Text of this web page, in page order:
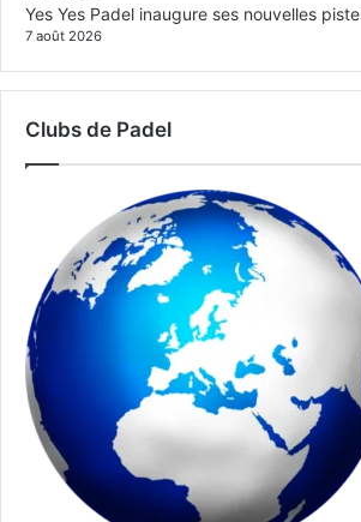
Yes Yes Padel inaugure ses nouvelles
7 août 2026
Clubs de Padel